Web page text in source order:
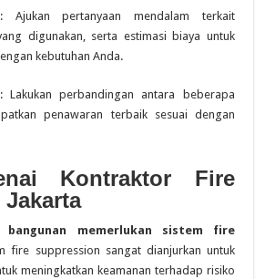
: Ajukan pertanyaan mendalam terkait
digunakan, serta estimasi biaya untuk
kebutuhan Anda.
: Lakukan perbandingan antara beberapa
penawaran terbaik sesuai dengan
Kontraktor Fire
bangunan memerlukan sistem fire
fire suppression sangat dianjurkan untuk
meningkatkan keamanan terhadap risiko